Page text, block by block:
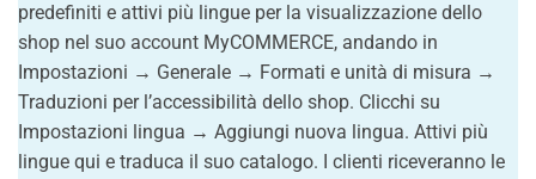
predefiniti e attivi più lingue per la visualizzazione dello
shop nel suo account MyCOMMERCE, andando in
Impostazioni → Generale → Formati e unità di misura →
Traduzioni per l’accessibilità dello shop. Clicchi su
Impostazioni lingua → Aggiungi nuova lingua. Attivi più
lingue qui e traduca il suo catalogo. I clienti riceveranno le